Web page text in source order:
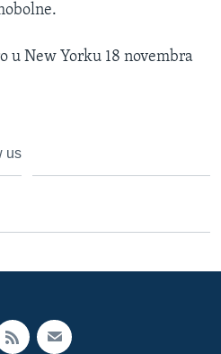
u New Yorku 18 novembra
us